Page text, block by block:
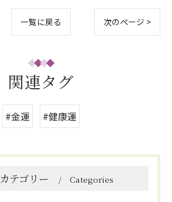
一覧に戻る 次のページ >
関連タグ
#金運 #健康運
カテゴリー Categories